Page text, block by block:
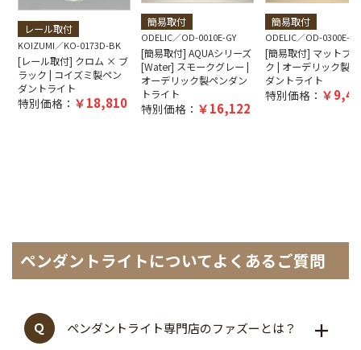
レール取付
KOIZUMI KO-0173D-BK
[レール取付] クロム × ブ
ラック | コイズミ製ペン
ダントライト
特別価格： 18,810
簡易取付
ODELIC OD-0010E-GY
[簡易取付] AQUAシリーズ
[Water] スモークグレー |
オーデリック製ペンダン
トライト
特別価格： 16,122
簡易取付
ODELIC OD-0300E-BK
[簡易取付] マットブ
ク | オーデリック製
ダントライト
特別価格：
ペンダントライトについてよくあるご質問
ペンダントライト専門店のファズーとは？